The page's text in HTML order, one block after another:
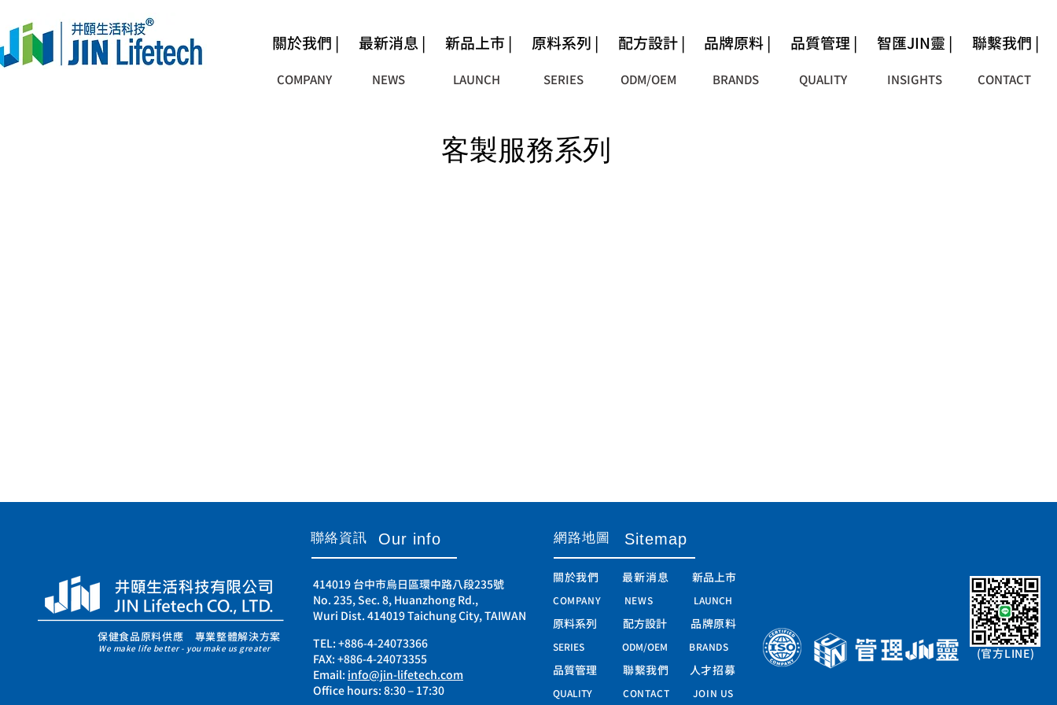
關於我們 | 最新消息 | 新品上市 | 原料系列 | 配方設計 | 品牌原料 | 品質管理 | 智匯JIN靈 | 聯繫我們 |
COMPANY NEWS LAUNCH SERIES ODM/OEM BRANDS QUALITY INSIGHTS CONTACT
客製服務系列
保健食品原料供應 專業整體解決方案
We make life better - you make us greater
Our info ​網路地圖 Sitemap
414019 台中市烏日區環中路八段235號
No. 235, Sec. 8, Huanzhong Rd.,
Wuri Dist. 414019 Taichung City, TAIWAN
TEL:+886-4-24073366
FAX: +886-4-24073355
Email: info@jin-lifetech.com
Office hours: 8:30 – 17:30​
(​官方LINE)
關於我們最新消息 新品上市
COMPANY NEWS LAUNCH
原料系列 配方設計 品牌原料
SERIES ODM/OEM BRANDS
品質管理 聯繫我們 人才招募
QUALITY CONTACT JOIN US
​聯絡資訊